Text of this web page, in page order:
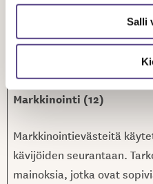
Salli
Markkinointi (12)
Markkinointievästeitä
kävijöiden seurantaan.
mainoksia, jotka ovat